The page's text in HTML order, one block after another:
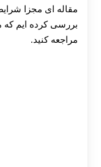
مقاله ای مجزا
بررسی کرده ایم که
مراجعه کنید.